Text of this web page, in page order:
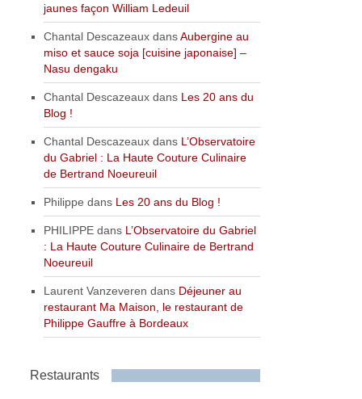
jaunes façon William Ledeuil
Chantal Descazeaux dansAubergine au
miso et sauce soja [cuisine japonaise] –
Nasu dengaku
Chantal Descazeaux dans Les 20 ans du
Blog !
Chantal Descazeaux dans L’Observatoire
du Gabriel : La Haute Couture Culinaire
de Bertrand Noeureuil
Philippe dans Les 20 ans du Blog !
PHILIPPE dans L’Observatoire du Gabriel
: La Haute Couture Culinaire de Bertrand
Noeureuil
Laurent Vanzeveren dans Déjeuner au
restaurant Ma Maison, le restaurant de
Philippe Gauffre à Bordeaux
Restaurants